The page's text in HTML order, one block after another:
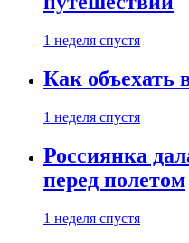
1 неделя спустя
Как объехать
1 неделя спустя
Россиянка
перед полетом
1 неделя спустя